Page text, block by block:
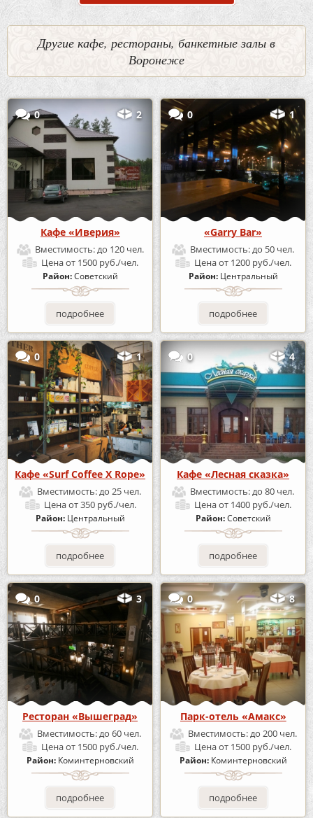
Другие кафе, рестораны, банкетные залы в
Воронеже
0 2
Кафе «Иверия»
Вместимость:до 120 чел.
Ценаот 1500 руб./чел.
Район:Советский
подробнее
0 1
«Garry Bar»
Вместимость:до 50 чел.
Ценаот 1200 руб./чел.
Район: Центральный
подробнее
0 1
Кафе «Surf Coffee X Rope»
Вместимость:до 25 чел.
Ценаот 350 руб./чел.
Район: Центральный
подробнее
0 4
Кафе «Лесная сказка»
Вместимость:до 80 чел.
Ценаот 1400 руб./чел.
Район:Советский
подробнее
0 3
Ресторан «Вышеград»
Вместимость:до 60 чел.
Ценаот 1500 руб./чел.
Район: Коминтерновский
подробнее
0 8
Парк-отель «Амакс»
Вместимость:до 200 чел.
Ценаот 1500 руб./чел.
Район: Коминтерновский
подробнее